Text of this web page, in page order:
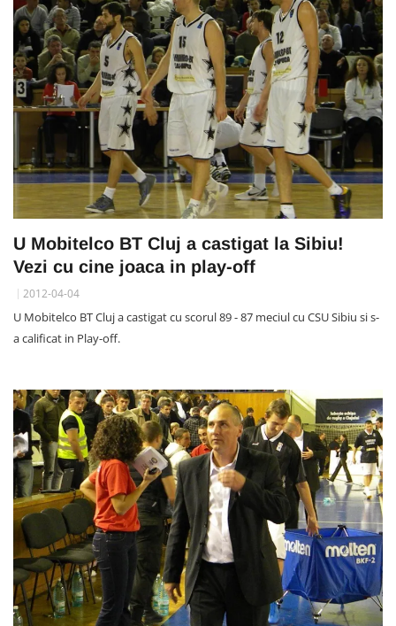
U Mobitelco BT Cluj a castigat la Sibiu!
Vezi cu cine joaca in play-off
2012-04-04
U Mobitelco BT Cluj a castigat cu scorul 89 - 87 meciul cu CSU Sibiu si s-
a calificat in Play-off.